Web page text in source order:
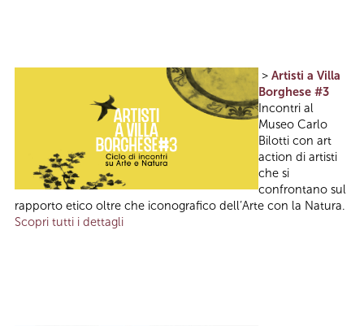
> Artisti a Villa
Borghese #3
Incontri al
Museo Carlo
Bilotti con art
action di artisti
che si
confrontano sul
rapporto etico oltre che iconografico dell’Arte con la Natura.
Scopri tutti i dettagli